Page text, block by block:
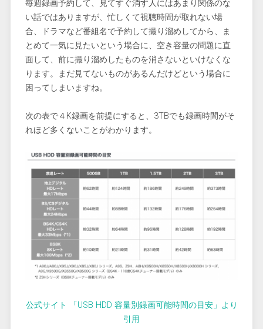
毎週録画予約して、見てすぐ消す人にはあまり関係のな
い話ではありますが、忙しくて視聴時間が取れない場
合、ドラマなど番組名で予約して撮り溜めしてから、ま
とめて一気に見たいという場合に、空き容量の問題に直
面して、前に撮り溜めしたものを消さないといけなくな
ります。まだ見てないものがあるんだけどという場合に
困ってしまいますね。
次の表で４K録画を前提にすると、3TBでも録画時間がそ
れほど多くないことがわかります。
公式サイト 「USB HDD 容量別録画可能時間の目安」より
引用